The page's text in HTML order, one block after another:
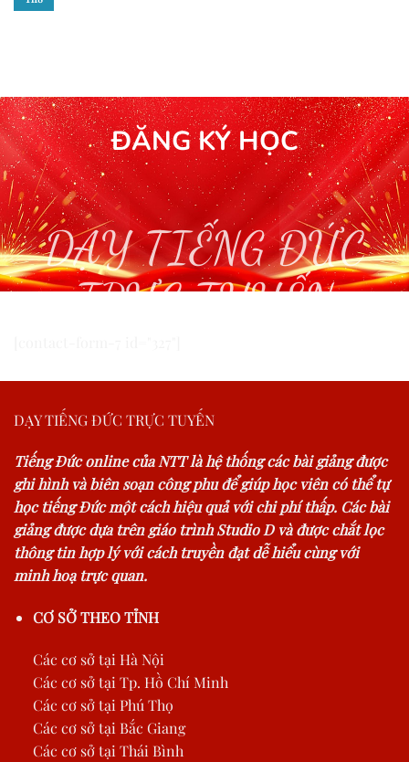
ĐĂNG KÝ HỌC
DẠY TIẾNG ĐỨC
TRỰC TUYẾN
DẠY TIẾNG ĐỨC TRỰC TUYẾN
Tiếng Đức online của NTT là hệ thống các bài giảng được
ghi hình và biên soạn công phu để giúp học viên có thể tự
học tiếng Đức một cách hiệu quả với chi phí thấp. Các bài
giảng được dựa trên giáo trình Studio D và được chắt lọc
thông tin hợp lý với cách truyền đạt dễ hiểu cùng với
minh hoạ trực quan.
CƠ SỞ THEO TỈNH
Các cơ sở tại Hà Nội
Các cơ sở tại Tp. Hồ Chí Minh
Các cơ sở tại Phú Thọ
Các cơ sở tại Bắc Giang
Các cơ sở tại Thái Bình